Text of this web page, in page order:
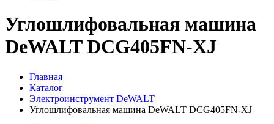
Углошлифовальная машина
DeWALT DCG405FN-XJ
Главная
Каталог
Электроинструмент DeWALT
Углошлифовальная машина DeWALT DCG405FN-XJ